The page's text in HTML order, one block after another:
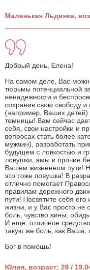
Маленькая Льдинка,
Добрый день, Елена!
На самом деле, Вас
тюрьмы потенциальной
ненадежности и
сохранив свою свободу
(например, Ваших детей)
темницы! Вам сейчас
себя, свои настройки и
вопросах стать более
мужчин), разработать
будущем с ловкостью и
ловушки, ямы и прочие
Вашем жизненном пути!
это тоже ловушка! В
отлично помогает
правилам дорожного
пути! Посвятите себя
жизни, и у Вас просто не
боль, чувство вины,
И еще, отличное
такую же боль, как Ваша,
Бог в помощь!
Юлия, возраст: 28 /